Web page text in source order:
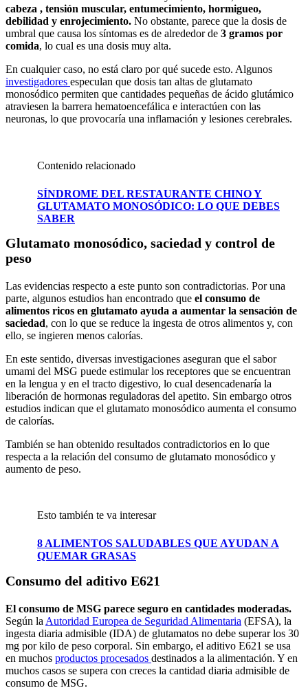
cabeza , tensión muscular, entumecimiento, hormigueo,
debilidad y enrojecimiento. No obstante, parece que la dosis de
umbral que causa los síntomas es de alrededor de 3 gramos por
comida, lo cual es una dosis muy alta.
En cualquier caso, no está claro por qué sucede esto. Algunos
investigadores especulan que dosis tan altas de glutamato
monosódico permiten que cantidades pequeñas de ácido glutámico
atraviesen la barrera hematoencefálica e interactúen con las
neuronas, lo que provocaría una inflamación y lesiones cerebrales.
Contenido relacionado
SÍNDROME DEL RESTAURANTE CHINO Y
GLUTAMATO MONOSÓDICO: LO QUE DEBES
SABER
Glutamato monosódico, saciedad y control de
peso
Las evidencias respecto a este punto son contradictorias. Por una
parte, algunos estudios han encontrado que el consumo de
alimentos ricos en glutamato ayuda a aumentar la sensación de
saciedad, con lo que se reduce la ingesta de otros alimentos y, con
ello, se ingieren menos calorías.
En este sentido, diversas investigaciones aseguran que el sabor
umami del MSG puede estimular los receptores que se encuentran
en la lengua y en el tracto digestivo, lo cual desencadenaría la
liberación de hormonas reguladoras del apetito. Sin embargo otros
estudios indican que el glutamato monosódico aumenta el consumo
de calorías.
También se han obtenido resultados contradictorios en lo que
respecta a la relación del consumo de glutamato monosódico y
aumento de peso.
Esto también te va interesar
8 ALIMENTOS SALUDABLES QUE AYUDAN A
QUEMAR GRASAS
Consumo del aditivo E621
El consumo de MSG parece seguro en cantidades moderadas.
Según la Autoridad Europea de Seguridad Alimentaria (EFSA), la
ingesta diaria admisible (IDA) de glutamatos no debe superar los 30
mg por kilo de peso corporal. Sin embargo, el aditivo E621 se usa
en muchos productos procesados destinados a la alimentación. Y en
muchos casos se supera con creces la cantidad diaria admisible de
consumo de MSG.